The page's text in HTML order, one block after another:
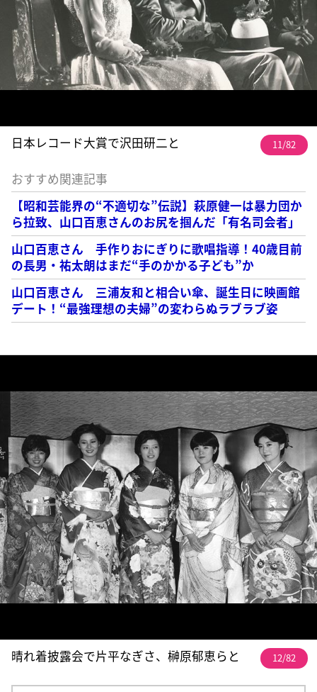
日本レコード大賞で沢田研二と 11/82
おすすめ関連記事
【昭和芸能界の“不適切な”伝説】萩原健一は暴力団か
ら拉致、山口百恵さんのお尻を掴んだ「有名司会者」
山口百恵さん 手作りおにぎりに歌唱指導！40歳目前
の長男・祐太朗はまだ“手のかかる子ども”か
山口百恵さん 三浦友和と相合い傘、誕生日に映画館
デート！“最強理想の夫婦”の変わらぬラブラブ姿
晴れ着披露会で片平なぎさ、榊原郁恵らと 12/82